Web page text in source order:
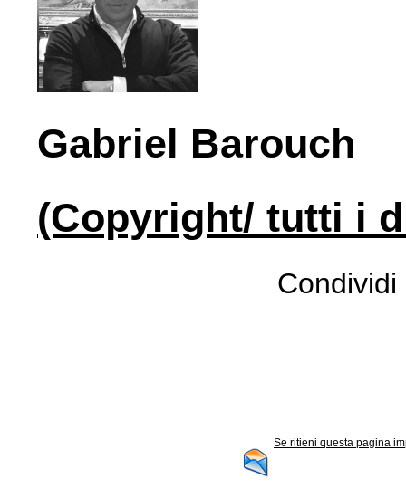
Gabriel Barouch
(Copyright/ tutti i
Se ritieni questa pagina